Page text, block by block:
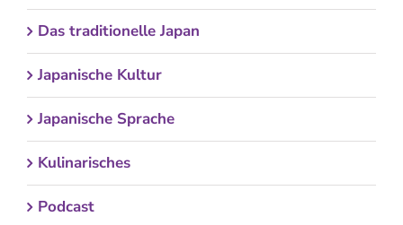
Das traditionelle Japan
Japanische Kultur
Japanische Sprache
Kulinarisches
Podcast